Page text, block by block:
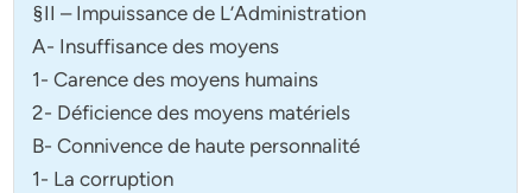
§II – Impuissance de L’Administration
A- Insuffisance des moyens
1- Carence des moyens humains
2- Déficience des moyens matériels
B- Connivence de haute personnalité
1- La corruption